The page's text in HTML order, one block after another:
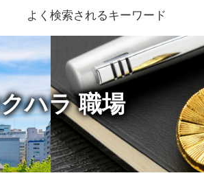
ハラ 職場
よく検索されるキーワード